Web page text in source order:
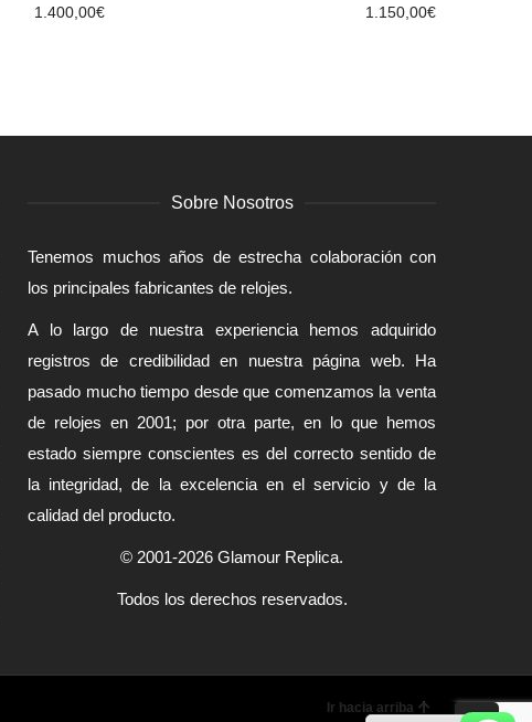
1.400,00€ 1.150,00€
Sobre Nosotros
Tenemos muchos años de estrecha colaboración con
los principales fabricantes de relojes.
A lo largo de nuestra experiencia hemos adquirido
registros de credibilidad en nuestra página web. Ha
pasado mucho tiempo desde que comenzamos la venta
de relojes en 2001; por otra parte, en lo que hemos
estado siempre conscientes es del correcto sentido de
la integridad, de la excelencia en el servicio y de la
calidad del producto.
© 2001-2026 Glamour Replica.
Todos los derechos reservados.
Ir hacia arriba